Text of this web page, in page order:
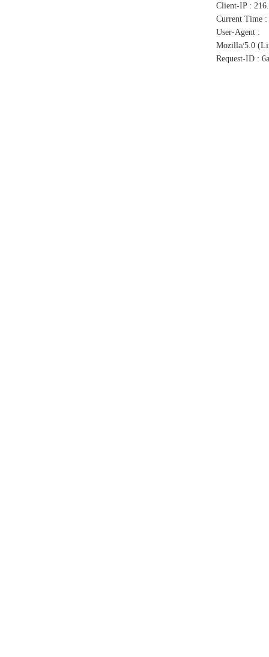
Client-IP :
Current Time :
User-Agent :
Mozilla/5.0
Request-ID :